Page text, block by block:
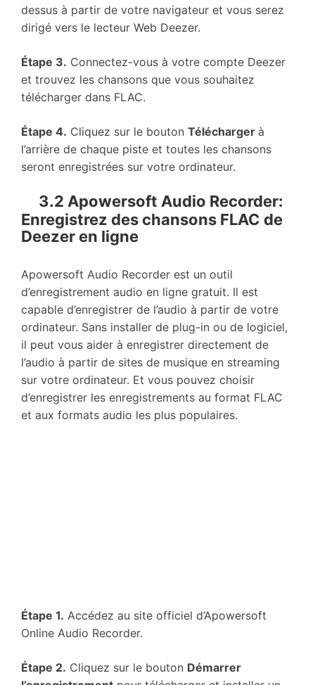
dessus à partir de votre navigateur et vous serez
dirigé vers le lecteur Web Deezer.
Étape 3. Connectez-vous à votre compte Deezer
et trouvez les chansons que vous souhaitez
télécharger dans FLAC.
Étape 4. Cliquez sur le bouton Télécharger à
l’arrière de chaque piste et toutes les chansons
seront enregistrées sur votre ordinateur.
3.2 Apowersoft Audio Recorder:
Enregistrez des chansons FLAC de
Deezer en ligne
Apowersoft Audio Recorder est un outil
d’enregistrement audio en ligne gratuit. Il est
capable d’enregistrer de l’audio à partir de votre
ordinateur. Sans installer de plug-in ou de logiciel,
il peut vous aider à enregistrer directement de
l’audio à partir de sites de musique en streaming
sur votre ordinateur. Et vous pouvez choisir
d’enregistrer les enregistrements au format FLAC
et aux formats audio les plus populaires.
Étape 1. Accédez au site officiel d’Apowersoft
Online Audio Recorder.
Étape 2. Cliquez sur le bouton Démarrer